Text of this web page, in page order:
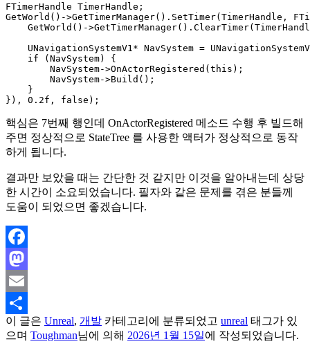
FTimerHandle TimerHandle;
GetWorld()->GetTimerManager().SetTimer(TimerHandle,
GetWorld()-
UNavigationSystemV1* NavSystem =
    if (NavSystem) {
        NavSystem->OnActorRegistered(this);
        NavSystem->Build();
    }
핵심은 7번째 행인데 OnActorRegistered 메소드 수행 후 빌드해
주면 정상적으로 StateTree 를 사용한 액터가 정상적으로 동작
하게 됩니다.
결과만 보았을 때는 간단한 것 같지만 이것을 알아내는데 상당
한 시간이 소요되었습니다. 필자와 같은 문제를 겪은 분들께
도움이 되었으면 좋겠습니다.
Facebook
Mastodon
Email
Share
이 글은 Unreal, 개발 카테고리에 분류되었고 unreal 태그가 있
으며 Toughman님에 의해 2026년 1월 15일에 작성되었습니다.